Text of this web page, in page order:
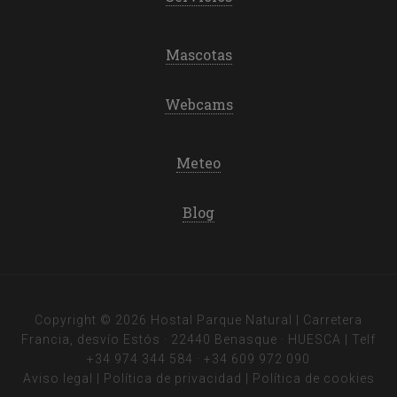
Mascotas
Webcams
Meteo
Blog
Copyright © 2026 Hostal Parque Natural | Carretera
Francia, desvío Estós · 22440 Benasque · HUESCA | Telf
+34 974 344 584 · +34 609 972 090
Aviso legal
Política de privacidad Política de cookies